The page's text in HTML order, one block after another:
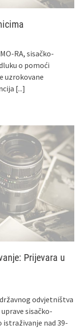
RA, sisačko-
o pomoći
uzrokovane
[...]
Prijevara u
odvjetništva
sisačko-
nad 39-